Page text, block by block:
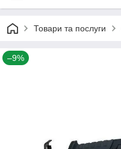
Товари та послуги
–9%